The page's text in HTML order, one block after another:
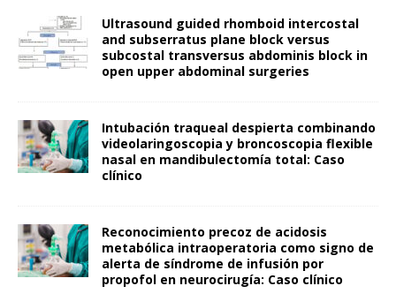
Ultrasound guided rhomboid intercostal
and subserratus plane block versus
subcostal transversus abdominis block in
open upper abdominal surgeries
Intubación traqueal despierta combinando
videolaringoscopia y broncoscopia flexible
nasal en mandibulectomía total: Caso
clínico
Reconocimiento precoz de acidosis
metabólica intraoperatoria como signo de
alerta de síndrome de infusión por
propofol en neurocirugía: Caso clínico